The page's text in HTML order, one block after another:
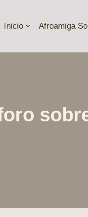
Inicio Afroamiga